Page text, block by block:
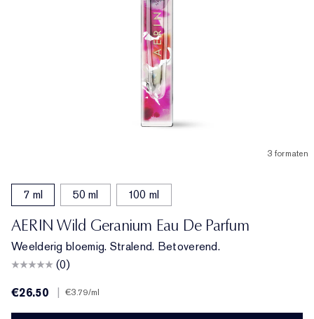
3 formaten
7 ml 50 ml 100 ml
AERIN Wild Geranium Eau De Parfum
Weelderig bloemig. Stralend. Betoverend.
(0)
€26.50
€3.79/ml